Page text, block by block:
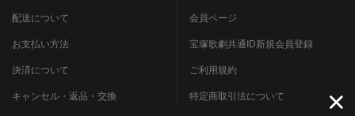
配送について
お支払い方法
決済について
キャンセル・返品・交換
会員ページ
宝塚歌劇共通ID新規会員登録
ご利用規約
特定商取引法について